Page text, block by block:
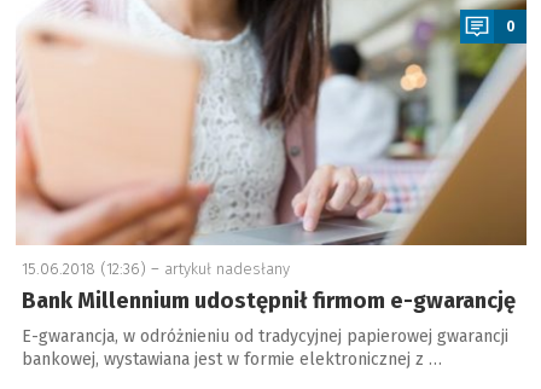
0
15.06.2018 (12:36) – artykuł nadesłany
Bank Millennium udostępnił firmom e-gwarancję
E-gwarancja, w odróżnieniu od tradycyjnej papierowej gwarancji
bankowej, wystawiana jest w formie elektronicznej z …